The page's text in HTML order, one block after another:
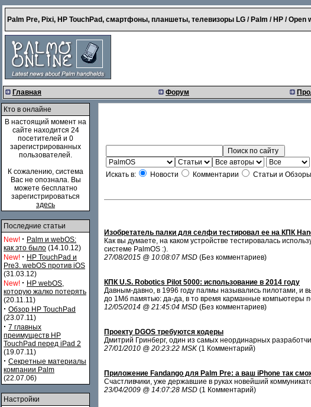
Palm Pre, Pixi, HP TouchPad, смартфоны, планшеты, телевизоры LG / Palm / HP / Open
Главная Форум
Кто в онлайне
В настоящий момент на
сайте находится 24
посетителей и 0
зарегистрированных
пользователей.
К сожалению, система
Вас не опознала. Вы
можете бесплатно
зарегистрироваться
здесь
Последние статьи
New! · Palm и webOS:
как это было (14.10.12)
New! · HP TouchPad и
Pre3. webOS против iOS
(31.03.12)
New! · HP webOS,
которую жалко потерять
(20.11.11)
· Обзор HP TouchPad
(23.07.11)
· 7 главных
преимуществ HP
TouchPad перед iPad 2
(19.07.11)
· Секретные материалы
компании Palm
(22.07.06)
Настройки
Искать в: Новости Комментарии Статьи и Обзоры
Изобретатель палки для селфи тестировал ее на КПК
Как вы думаете, на каком устройстве тестировалась
системе PalmOS :).
27/08/2015 @ 10:08:07 MSD (Без комментариев)
КПК U.S. Robotics Pilot 5000: использование в 2014 году
Давным-давно, в 1996 году палмы назывались пилотами, и
до 1Мб памятью: да-да, в то время карманные компьютеры
12/05/2014 @ 21:45:04 MSD (Без комментариев)
Проекту DGOS требуются кодеры
Дмитрий Гринберг, один из самых неординарных
27/01/2010 @ 20:23:22 MSK (1 Комментарий)
Приложение Fandango для Palm Pre: а ваш iPhone так
Счастливчики, уже державшие в руках новейший
23/04/2009 @ 14:07:28 MSD (1 Комментарий)